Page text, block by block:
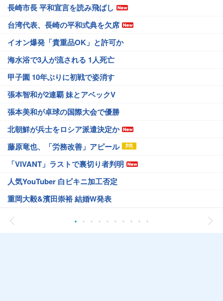
長崎市長 平和宣言を読み飛ばし
台湾代表、長崎の平和式典を欠席
イオン爆発「貴重品OK」と許可か
海水浴で3人が流される 1人死亡
甲子園 10年ぶりに初戦で姿消す
張本智和が2連覇 妹とアベックV
張本美和が卓球の国際大会で優勝
北朝鮮が兵士をロシア派遣決定か
藤原竜也、「労務改善」アピール
「VIVANT」ラストで裏切り者判明
人気YouTuber 白ビキニ加工否定
重岡大毅&濱田崇裕 結婚W発表